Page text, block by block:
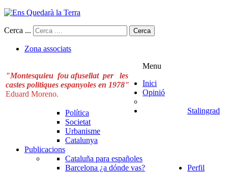
Cerca ... Cerca
Zona associats
"Montesquieu fou afusellat per les
castes politiques espanyoles en 1978"
Eduard Moreno.
Menu
Inici
Opinió
Política
Societat
Urbanisme
Catalunya
Stalingrad
Publicacions
Cataluña para españoles
Barcelona ¿a dónde vas?
Perfil